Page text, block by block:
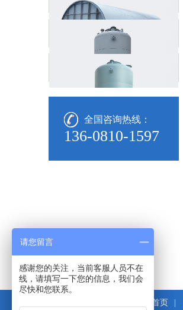
立式钢衬PE储罐
盐酸储罐
浓硫酸储罐
钢衬PP储罐
全国咨询热线：
136-0810-1597
网站首页
请您留言
感谢您的关注，当前客服人员不在
线，请填写一下您的信息，我们会
尽快和您联系。